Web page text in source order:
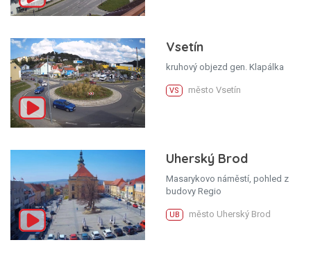
Vsetín
kruhový objezd gen. Klapálka
VS město Vsetín
Uherský Brod
Masarykovo náměstí, pohled z
budovy Regio
UB město Uherský Brod